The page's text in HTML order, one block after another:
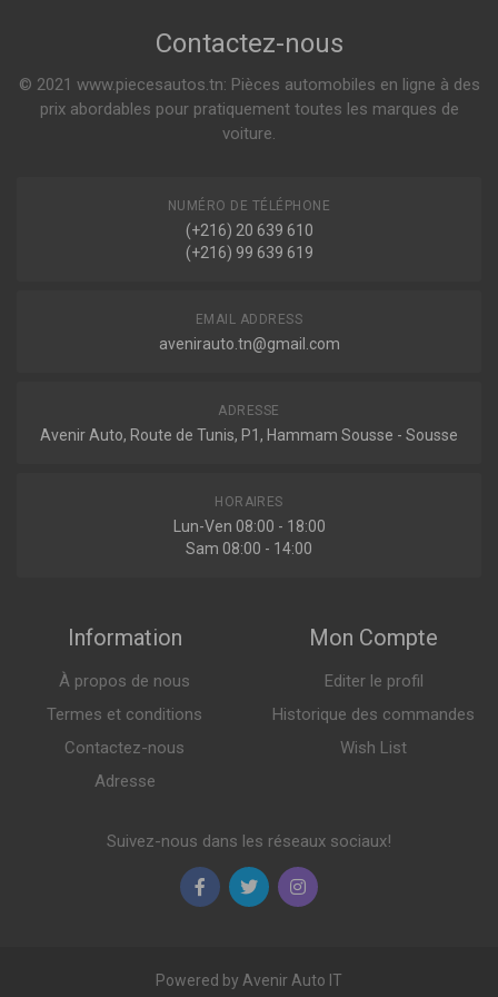
Contactez-nous
© 2021 www.piecesautos.tn: Pièces automobiles en ligne à des
prix abordables pour pratiquement toutes les marques de
voiture.
NUMÉRO DE TÉLÉPHONE
(+216) 20 639 610
(+216) 99 639 619
EMAIL ADDRESS
avenirauto.tn@gmail.com
ADRESSE
Avenir Auto, Route de Tunis, P1, Hammam Sousse - Sousse
HORAIRES
Lun-Ven 08:00 - 18:00
Sam 08:00 - 14:00
Information
À propos de nous
Termes et conditions
Contactez-nous
Adresse
Mon Compte
Editer le profil
Historique des commandes
Wish List
Suivez-nous dans les réseaux sociaux!
Powered by Avenir Auto IT